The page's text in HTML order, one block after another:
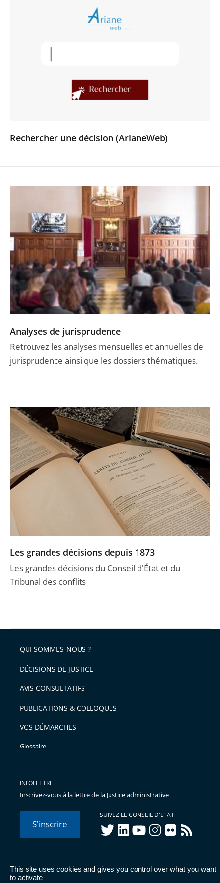
This site uses cookies and gives you control over what you want
to activate
Rechercher une décision (ArianeWeb)
Analyses de jurisprudence
Retrouvez les analyses mensuelles et annuelles de
jurisprudence ainsi que les dossiers thématiques.
Les grandes décisions depuis 1873
Les grandes décisions du Conseil d'État et du
Tribunal des conflits
QUI SOMMES-NOUS ?
DÉCISIONS DE JUSTICE
AVIS CONSULTATIFS
PUBLICATIONS & COLLOQUES
VOS DÉMARCHES
Glossaire
INFOLETTRE
Inscrivez-vous à la lettre de la Justice administrative
S'inscrire
SUIVEZ LE CONSEIL D'ETAT
twitterlinkedInyoutubeinstagram
flickr rss
© Conseil d'État 2026 - Mentions légales
Données